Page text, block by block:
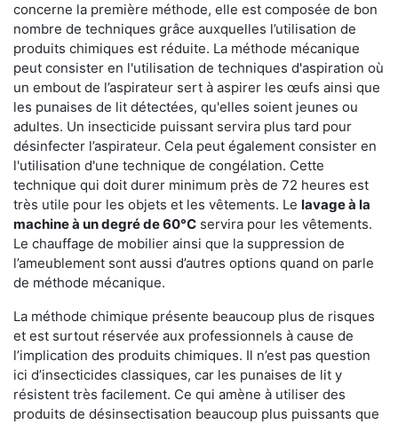
concerne la première méthode, elle est composée de bon
nombre de techniques grâce auxquelles l’utilisation de
produits chimiques est réduite. La méthode mécanique
peut consister en l'utilisation de techniques d'aspiration où
un embout de l’aspirateur sert à aspirer les œufs ainsi que
les punaises de lit détectées, qu'elles soient jeunes ou
adultes. Un insecticide puissant servira plus tard pour
désinfecter l’aspirateur. Cela peut également consister en
l'utilisation d'une technique de congélation. Cette
technique qui doit durer minimum près de 72 heures est
très utile pour les objets et les vêtements. Le lavage à la
machine à un degré de 60°C servira pour les vêtements.
Le chauffage de mobilier ainsi que la suppression de
l’ameublement sont aussi d’autres options quand on parle
de méthode mécanique.
La méthode chimique présente beaucoup plus de risques
et est surtout réservée aux professionnels à cause de
l’implication des produits chimiques. Il n’est pas question
ici d’insecticides classiques, car les punaises de lit y
résistent très facilement. Ce qui amène à utiliser des
produits de désinsectisation beaucoup plus puissants que